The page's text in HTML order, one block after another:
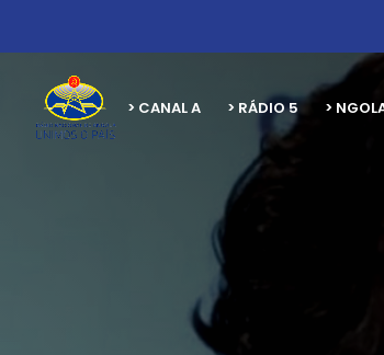
> CANAL A > RÁDIO 5 >